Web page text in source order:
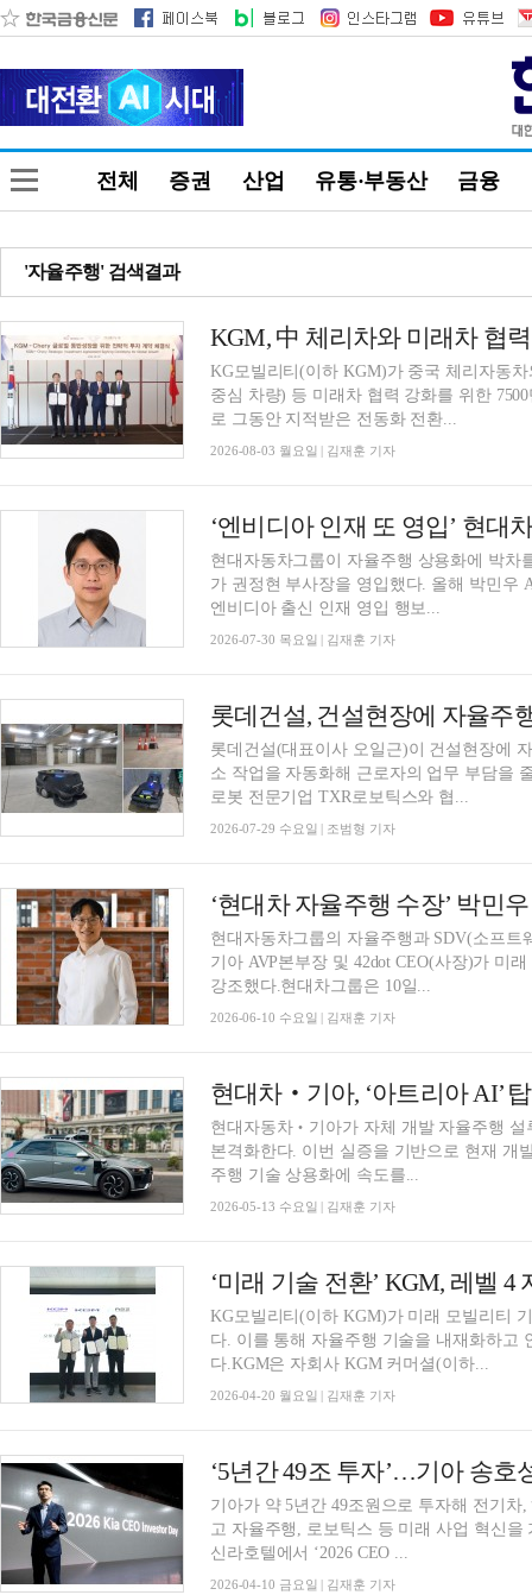
전체 증권 산업 유통·부동산 금융
'자율주행' 검색결과
KGM, 中 체리차와 미래차 협
KG모빌리티(이하 KGM)가 중국 체리자동
중심 차량) 등 미래차 협력 강화를 위한
로 그동안 지적받은 전동화 전환...
2026-08-03 월요일 | 김재훈 기자
현대자동차그룹이 자율주행 상용화에 박
가 권정현 부사장을 영입했다. 올해 박민우
엔비디아 출신 인재 영입 행보...
2026-07-30 목요일 | 김재훈 기자
롯데건설(대표이사 오일근)이 건설현장에
소 작업을 자동화해 근로자의 업무 부담을
로봇 전문기업 TXR로보틱스와 협...
2026-07-29 수요일 | 조범형 기자
현대자동차그룹의 자율주행과 SDV(소프
기아 AVP본부장 및 42dot CEO(사장)가 미
강조했다.현대차그룹은 10일...
2026-06-10 수요일 | 김재훈 기자
현대차‧기아, ‘아트리아 AI’
현대자동차‧기아가 자체 개발 자율주행 설
본격화한다. 이번 실증을 기반으로 현재 개
주행 기술 상용화에 속도를...
2026-05-13 수요일 | 김재훈 기자
‘미래 기술 전환’ KGM, 레벨
KG모빌리티(이하 KGM)가 미래 모빌리티
다. 이를 통해 자율주행 기술을 내재화하고
다.KGM은 자회사 KGM 커머셜(이하...
2026-04-20 월요일 | 김재훈 기자
기아가 약 5년간 49조원으로 투자해 전기
고 자율주행, 로보틱스 등 미래 사업 혁신
신라호텔에서 ‘2026 CEO ...
2026-04-10 금요일 | 김재훈 기자